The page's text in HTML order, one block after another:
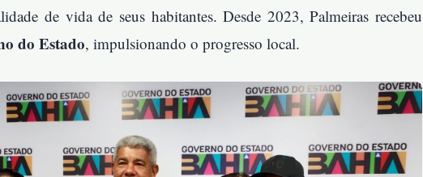
de vida de seus habitantes. Desde 2023, Palmeiras recebeu
do Estado, impulsionando o progresso local.